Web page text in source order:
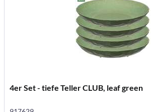
4er Set - tiefe Teller CLUB, leaf green